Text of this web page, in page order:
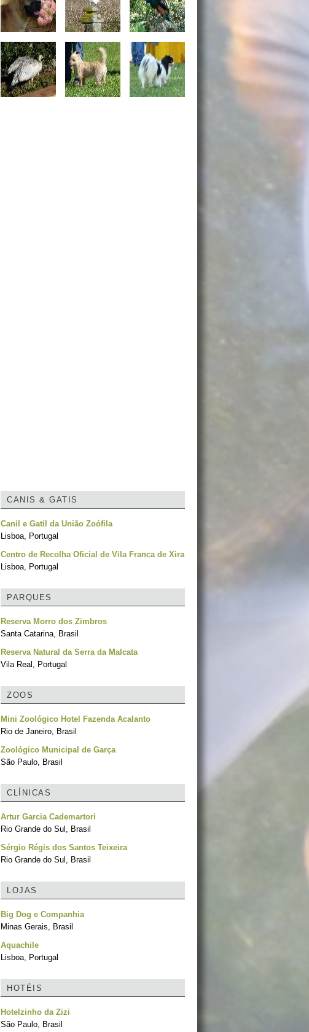
CANIS & GATIS
Canil e Gatil da União Zoófila
Lisboa, Portugal
Centro de Recolha Oficial de Vila Franca de Xira
Lisboa, Portugal
PARQUES
Reserva Morro dos Zimbros
Santa Catarina, Brasil
Reserva Natural da Serra da Malcata
Vila Real, Portugal
ZOOS
Mini Zoológico Hotel Fazenda Acalanto
Rio de Janeiro, Brasil
Zoológico Municipal de Garça
São Paulo, Brasil
CLÍNICAS
Artur Garcia Cademartori
Rio Grande do Sul, Brasil
Sérgio Régis dos Santos Teixeira
Rio Grande do Sul, Brasil
LOJAS
Big Dog e Companhia
Minas Gerais, Brasil
Aquachile
Lisboa, Portugal
HOTÉIS
Hotelzinho da Zizi
São Paulo, Brasil